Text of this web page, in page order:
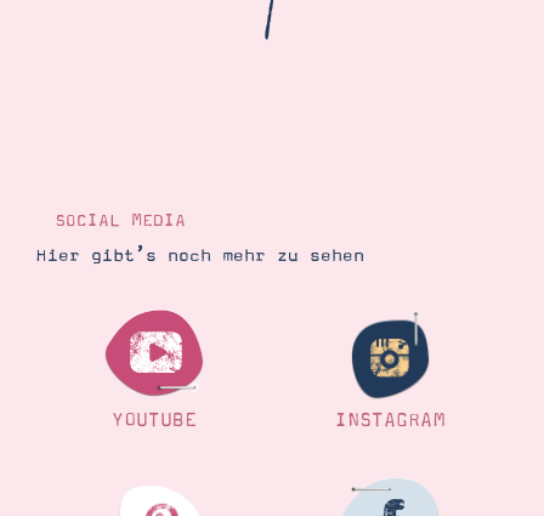
Gutscheine
Produkte erklärt
Über mich
Ordnungstipps
SOCIAL MEDIA
Hier gibt’s noch mehr zu sehen
YOUTUBE INSTAGRAM